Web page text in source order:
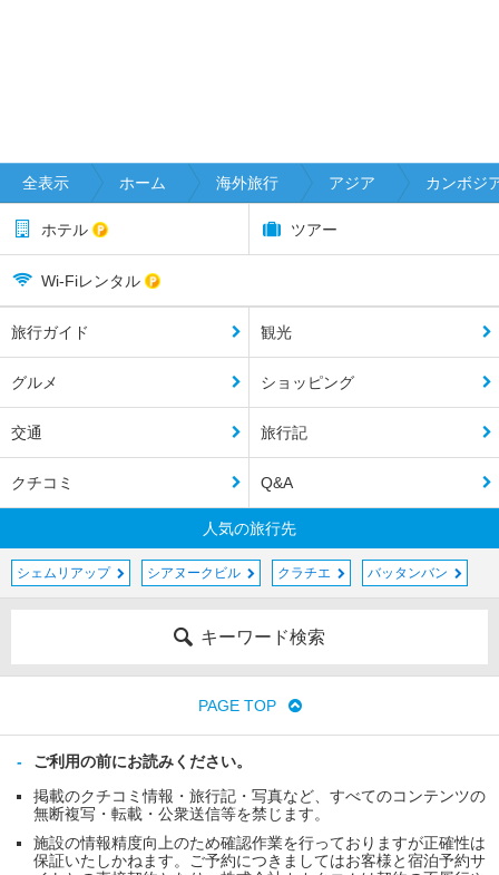
全表示 ホーム 海外旅行 アジア カンボジ
ホテル ツアー
Wi-Fiレンタル
旅行ガイド 観光
グルメ ショッピング
交通 旅行記
クチコミ Q&A
人気の旅行先
シェムリアップ シアヌークビル クラチエ バッタンバン
キーワード検索
PAGE TOP
ご利用の前にお読みください。
掲載のクチコミ情報・旅行記・写真など、すべてのコンテンツの
無断複写・転載・公衆送信等を禁じます。
施設の情報精度向上のため確認作業を行っておりますが正確性は
保証いたしかねます。ご予約につきましてはお客様と宿泊予約サ